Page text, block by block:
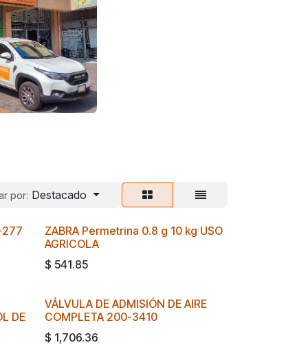
por: Destacado
277
ZABRA Permetrina 0.8 g 10 kg USO
AGRICOLA
$ 541.85
DE
VÁLVULA DE ADMISIÓN DE AIRE
COMPLETA 200-3410
$ 1,706.36